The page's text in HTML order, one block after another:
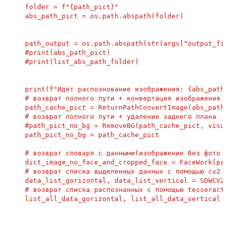
    folder = f"{path_pict}"
    abs_path_pict = os.path.abspath(folder)
path_output =
    #print(abs_path_pict)
    #print(list_abs_path_folder)
print(f"Идет распознование изображения:
# возврат полного пути + конвертация изображения
path_cache_pict =
    # возврат полного пути + удаление заднего плана
#path_pict_no_bg = RemoveBG(path_cache_pict,
    path_pict_no_bg = path_cache_pict
# возврат словаря с данными(изображение без фото
dict_image_no_face_and_cropped_face =
    # возврат списка выделенных данных с помощью cv2
data_list_gorizontal, data_list_vertical =
# возврат списка распознанных с помощью tesseract
list_all_data_gorizontal, list_all_data_vertical